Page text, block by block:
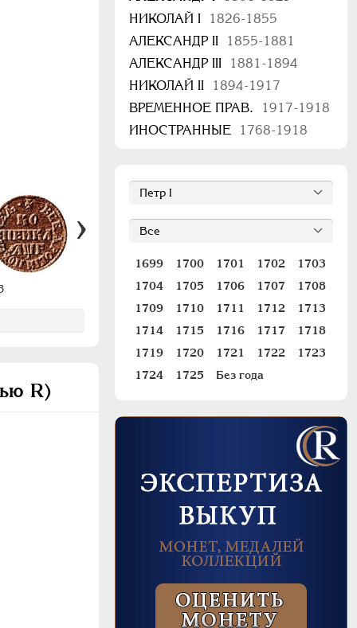
R)
НИКОЛАЙ I
1826-1855
АЛЕКСАНДР II
1855-1881
АЛЕКСАНДР III
1881-1894
НИКОЛАЙ II
1894-1917
ВРЕМЕННОЕ ПРАВ.
1917-1918
ИНОСТРАННЫЕ
1768-1918
1699 1700 1701 1702
1703
1704
1705 1706 1707
1708
1709
1710 1711 1712
1713
1714
1715 1716 1717
1718
1719
1720 1721 1722
1723
1724
1725 Без года